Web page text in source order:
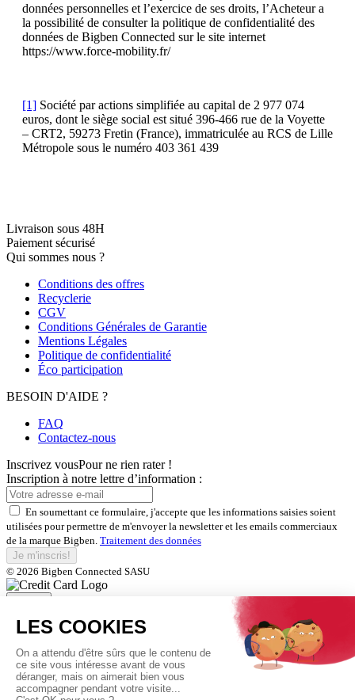
données personnelles et l’exercice de ses droits, l’Acheteur a
la possibilité de consulter la politique de confidentialité des
données de Bigben Connected sur le site internet
https://www.force-mobility.fr/
[1] Société par actions simplifiée au capital de 2 977 074
euros, dont le siège social est situé 396-466 rue de la Voyette
– CRT2, 59273 Fretin (France), immatriculée au RCS de Lille
Métropole sous le numéro 403 361 439
Livraison sous 48H
Paiement sécurisé
Qui sommes nous ?
Conditions des offres
Recyclerie
CGV
Conditions Générales de Garantie
Mentions Légales
Politique de confidentialité
Éco participation
BESOIN D'AIDE ?
FAQ
Contactez-nous
Inscrivez vousPour ne rien rater !
Inscription à notre lettre d’information :
En soumettant ce formulaire, j'accepte que les informations saisies soient
utilisées pour permettre de m'envoyer la newsletter et les emails commerciaux
de la marque Bigben. Traitement des données
Je m'inscris!
© 2026 Bigben Connected SASU
Inscrivez-vous et bénéficiez de
nos offres exclusives